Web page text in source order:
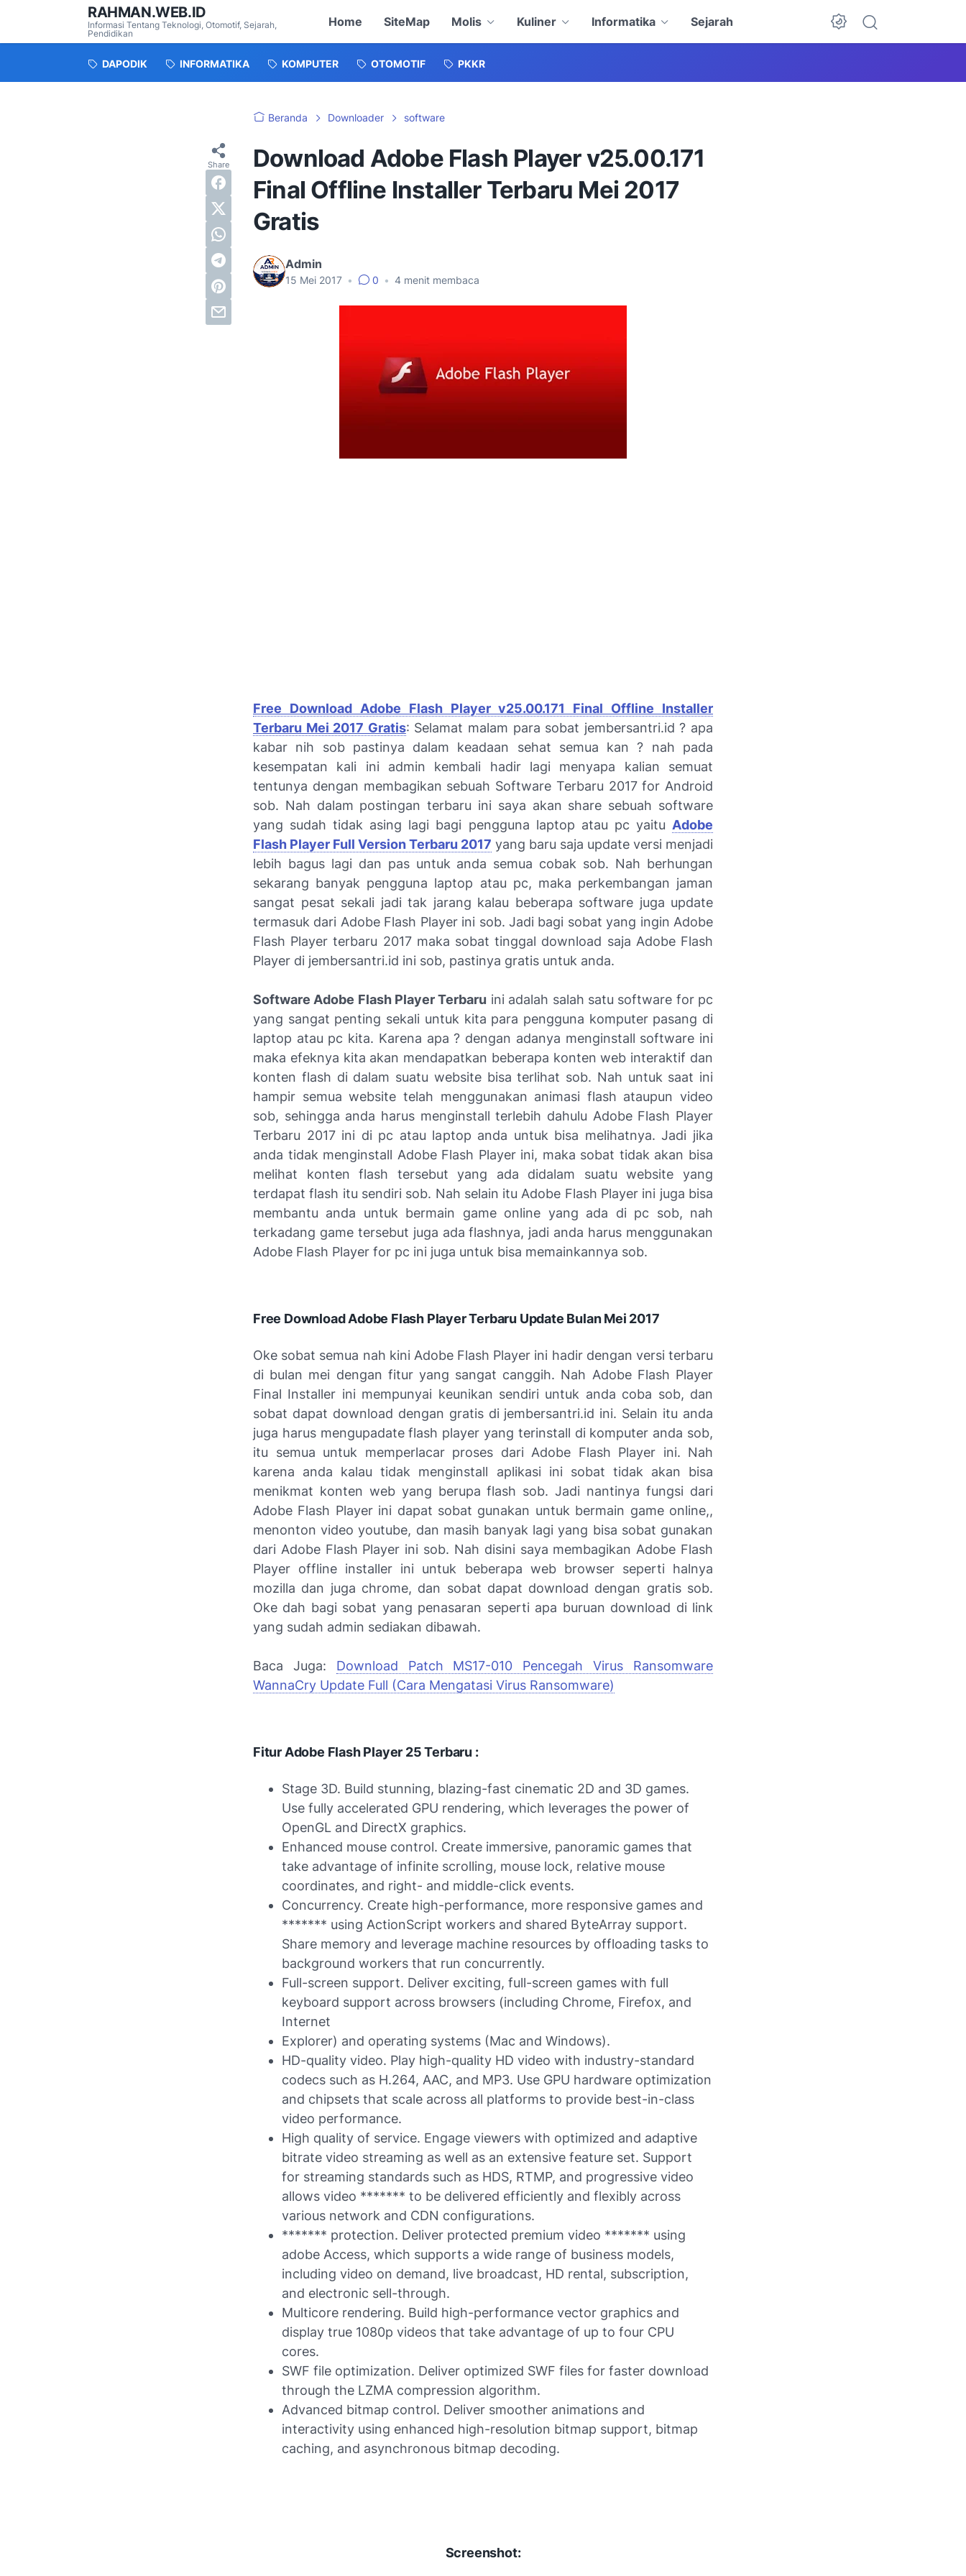
RAHMAN.WEB.ID
Informasi Tentang Teknologi, Otomotif, Sejarah,
Pendidikan
Home SiteMap Molis Kuliner Informatika Sejarah
Dark Mode
DAPODIK INFORMATIKA KOMPUTER OTOMOTIF PKKR
Beranda Downloader software
Download Adobe Flash Player v25.00.171
Final Offline Installer Terbaru Mei 2017
Gratis
Admin
15 Mei 2017 • 0 • 4 menit membaca
Free Download Adobe Flash Player v25.00.171 Final Offline Installer
Terbaru Mei 2017 Gratis: Selamat malam para sobat jembersantri.id ? apa
kabar nih sob pastinya dalam keadaan sehat semua kan ? nah pada
kesempatan kali ini admin kembali hadir lagi menyapa kalian semuat
tentunya dengan membagikan sebuah Software Terbaru 2017 for Android
sob. Nah dalam postingan terbaru ini saya akan share sebuah software
yang sudah tidak asing lagi bagi pengguna laptop atau pc yaitu Adobe
Flash Player Full Version Terbaru 2017 yang baru saja update versi menjadi
lebih bagus lagi dan pas untuk anda semua cobak sob. Nah berhungan
sekarang banyak pengguna laptop atau pc, maka perkembangan jaman
sangat pesat sekali jadi tak jarang kalau beberapa software juga update
termasuk dari Adobe Flash Player ini sob. Jadi bagi sobat yang ingin Adobe
Flash Player terbaru 2017 maka sobat tinggal download saja Adobe Flash
Player di jembersantri.id ini sob, pastinya gratis untuk anda.
Software Adobe Flash Player Terbaru ini adalah salah satu software for pc
yang sangat penting sekali untuk kita para pengguna komputer pasang di
laptop atau pc kita. Karena apa ? dengan adanya menginstall software ini
maka efeknya kita akan mendapatkan beberapa konten web interaktif dan
konten flash di dalam suatu website bisa terlihat sob. Nah untuk saat ini
hampir semua website telah menggunakan animasi flash ataupun video
sob, sehingga anda harus menginstall terlebih dahulu Adobe Flash Player
Terbaru 2017 ini di pc atau laptop anda untuk bisa melihatnya. Jadi jika
anda tidak menginstall Adobe Flash Player ini, maka sobat tidak akan bisa
melihat konten flash tersebut yang ada didalam suatu website yang
terdapat flash itu sendiri sob. Nah selain itu Adobe Flash Player ini juga bisa
membantu anda untuk bermain game online yang ada di pc sob, nah
terkadang game tersebut juga ada flashnya, jadi anda harus menggunakan
Adobe Flash Player for pc ini juga untuk bisa memainkannya sob.
Free Download Adobe Flash Player Terbaru Update Bulan Mei 2017
Oke sobat semua nah kini Adobe Flash Player ini hadir dengan versi terbaru
di bulan mei dengan fitur yang sangat canggih. Nah Adobe Flash Player
Final Installer ini mempunyai keunikan sendiri untuk anda coba sob, dan
sobat dapat download dengan gratis di jembersantri.id ini. Selain itu anda
juga harus mengupadate flash player yang terinstall di komputer anda sob,
itu semua untuk memperlacar proses dari Adobe Flash Player ini. Nah
karena anda kalau tidak menginstall aplikasi ini sobat tidak akan bisa
menikmat konten web yang berupa flash sob. Jadi nantinya fungsi dari
Adobe Flash Player ini dapat sobat gunakan untuk bermain game online,,
menonton video youtube, dan masih banyak lagi yang bisa sobat gunakan
dari Adobe Flash Player ini sob. Nah disini saya membagikan Adobe Flash
Player offline installer ini untuk beberapa web browser seperti halnya
mozilla dan juga chrome, dan sobat dapat download dengan gratis sob.
Oke dah bagi sobat yang penasaran seperti apa buruan download di link
yang sudah admin sediakan dibawah.
Baca Juga: Download Patch MS17-010 Pencegah Virus Ransomware
WannaCry Update Full (Cara Mengatasi Virus Ransomware)
Fitur Adobe Flash Player 25 Terbaru :
Stage 3D. Build stunning, blazing-fast cinematic 2D and 3D games.
Use fully accelerated GPU rendering, which leverages the power of
OpenGL and DirectX graphics.
Enhanced mouse control. Create immersive, panoramic games that
take advantage of infinite scrolling, mouse lock, relative mouse
coordinates, and right- and middle-click events.
Concurrency. Create high-performance, more responsive games and
******* using ActionScript workers and shared ByteArray support.
Share memory and leverage machine resources by offloading tasks to
background workers that run concurrently.
Full-screen support. Deliver exciting, full-screen games with full
keyboard support across browsers (including Chrome, Firefox, and
Internet
Explorer) and operating systems (Mac and Windows).
HD-quality video. Play high-quality HD video with industry-standard
codecs such as H.264, AAC, and MP3. Use GPU hardware optimization
and chipsets that scale across all platforms to provide best-in-class
video performance.
High quality of service. Engage viewers with optimized and adaptive
bitrate video streaming as well as an extensive feature set. Support
for streaming standards such as HDS, RTMP, and progressive video
allows video ******* to be delivered efficiently and flexibly across
various network and CDN configurations.
******* protection. Deliver protected premium video ******* using
adobe Access, which supports a wide range of business models,
including video on demand, live broadcast, HD rental, subscription,
and electronic sell-through.
Multicore rendering. Build high-performance vector graphics and
display true 1080p videos that take advantage of up to four CPU
cores.
SWF file optimization. Deliver optimized SWF files for faster download
through the LZMA compression algorithm.
Advanced bitmap control. Deliver smoother animations and
interactivity using enhanced high-resolution bitmap support, bitmap
caching, and asynchronous bitmap decoding.
Screenshot: